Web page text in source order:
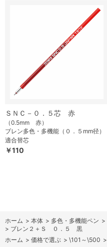
ＳＮＣ－０．５芯 赤
（0.5mm 赤）
ブレン多色・多機能（０．５mm径）
適合替芯
￥110
ホーム > 本体 > 多色・多機能ペン >
> ブレン２＋Ｓ ０．５ 黒
ホーム > 価格で選ぶ > \101～\500 >